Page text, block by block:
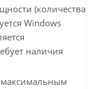
(количества
Windows
наличия
максимальным